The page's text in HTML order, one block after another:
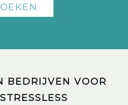
BEDRIJVEN VOOR